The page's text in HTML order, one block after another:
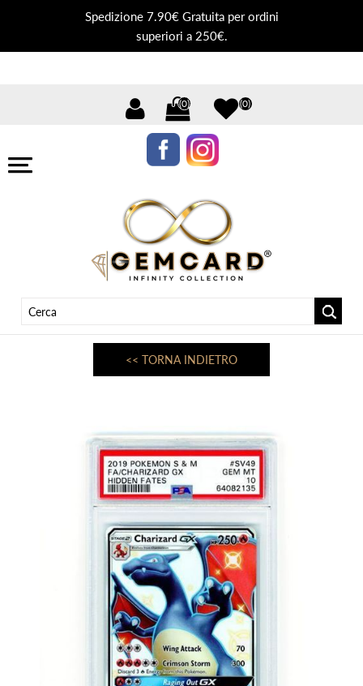
Spedizione 7.90€ Gratuita per ordini
superiori a 250€.
(0) (0)
<< TORNA INDIETRO